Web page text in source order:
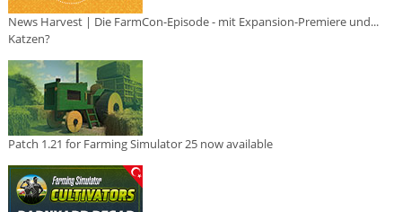
News Harvest | Die FarmCon-Episode - mit Expansion-Premiere und...
Katzen?
Patch 1.21 for Farming Simulator 25 now available